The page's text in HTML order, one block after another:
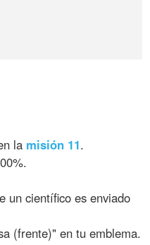
la misión 11.
un científico es enviado
(frente)" en tu emblema.